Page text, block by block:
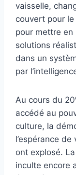
vaisselle,
couvert pour
pour mettre en
solutions
dans un
par
Au cours du 20
accédé au
culture, la
l’espérance
ont explosé.
inculte encore